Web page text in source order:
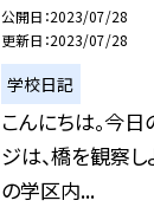
公開日 2023/07/28
更新日 2023/07/28
学校日記
こんにちは。今
ジは、橋を観察し
の学区内...